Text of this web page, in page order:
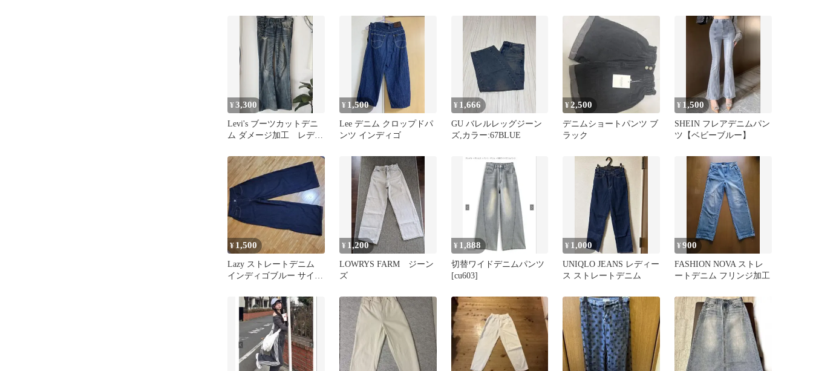
¥3,300
Levi's ブーツカットデニ
ム ダメージ加工 レディ
¥ 1,500
Lee デニム クロップドパ
ンツ インディゴ
¥ 1,666
GU バレルレッグジーン
ズ,カラー:67BLUE
¥2,500
デニムショートパンツ ブ
ラック
¥ 1,500
SHEIN フレアデニムパン
ツ【ベビーブルー】
¥ 1,500
Lazy ストレートデニム
インディゴブルー サイズ
¥ 1,200
LOWRYS FARM ジーン
ズ
¥ 1,888
切替ワイドデニムパンツ
[cu603]
¥ 1,000
UNIQLO JEANS レディー
ス ストレートデニム
¥900
FASHION NOVA ストレ
ートデニム フリンジ加工